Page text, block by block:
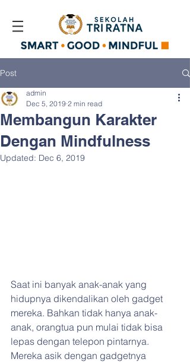
Post
Membangun Karakter
Dengan Mindfulness
admin
Dec 5, 2019 2 min read
Updated: Dec 6, 2019
Saat ini banyak anak-anak yang
hidupnya dikendalikan oleh gadget
mereka. Bahkan tidak hanya anak-
anak, orangtua pun mulai tidak bisa
lepas dengan telepon pintarnya.
Mereka asik dengan gadgetnya